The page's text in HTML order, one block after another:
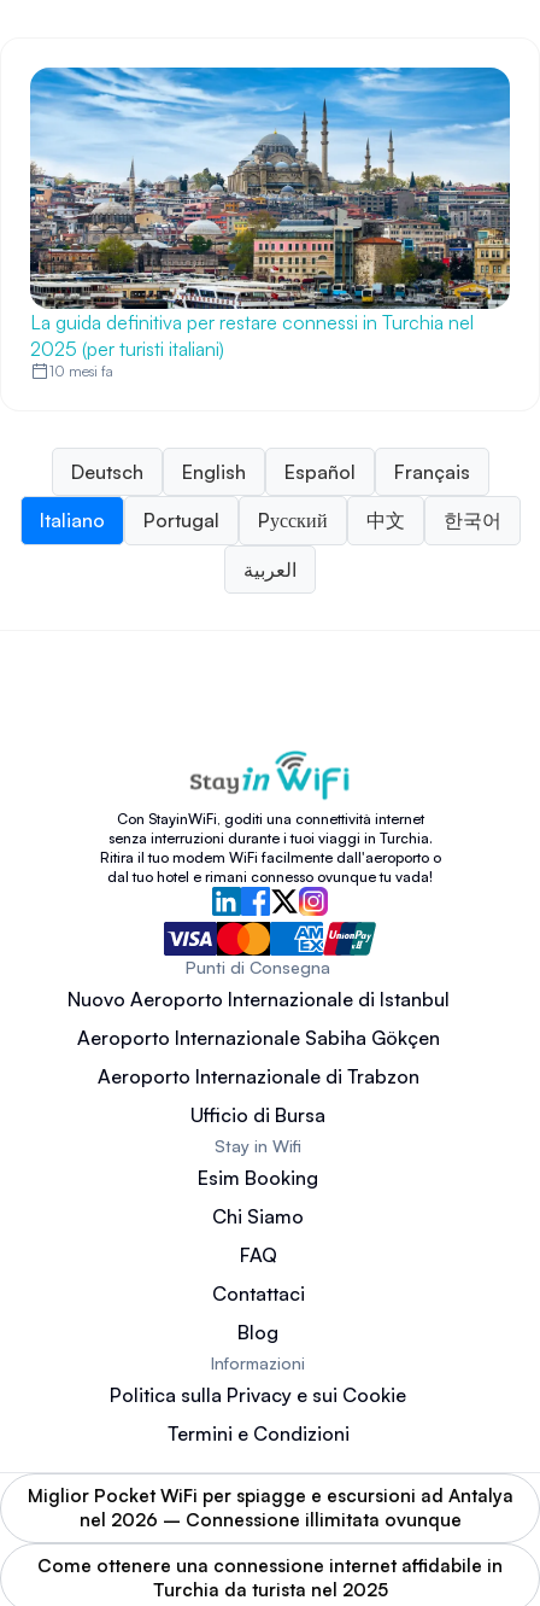
La guida definitiva per restare connessi in Turchia nel
2025 (per turisti italiani)
10 mesi fa
Deutsch English Español
Français
Italiano
Portugal Pусский 中文 한국어
العربية
Con StayinWiFi, goditi una connettività internet
senza interruzioni durante i tuoi viaggi in Turchia.
Ritira il tuo modem WiFi facilmente dall'aeroporto o
dal tuo hotel e rimani connesso ovunque tu vada!
Punti di Consegna
Nuovo Aeroporto Internazionale di Istanbul
Aeroporto Internazionale Sabiha Gökçen
Aeroporto Internazionale di Trabzon
Ufficio di Bursa
Stay in Wifi
Esim Booking
Chi Siamo
FAQ
Contattaci
Blog
Informazioni
Politica sulla Privacy e sui Cookie
Termini e Condizioni
Miglior Pocket WiFi per spiagge e escursioni ad Antalya
nel 2026 – Connessione illimitata ovunque
Come ottenere una connessione internet affidabile in
Turchia da turista nel 2025